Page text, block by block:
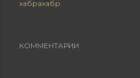
хабрахабр
КОММЕНТАРИИ